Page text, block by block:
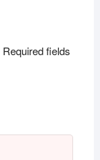
Required fields